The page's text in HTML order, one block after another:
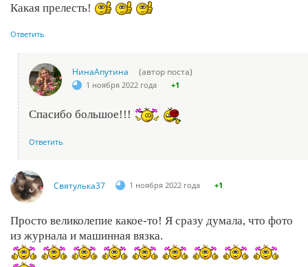
Какая прелесть!
Ответить
НинаАпутина (автор поста)
1 ноября 2022 года +1
Спасибо большое!!!
Ответить
Святулька37 1 ноября 2022 года +1
Просто великолепие какое-то! Я сразу думала, что фото
из журнала и машинная вязка.